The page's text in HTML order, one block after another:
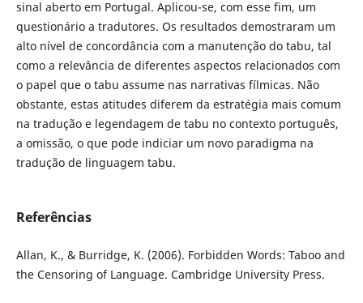
sinal aberto em Portugal. Aplicou-se, com esse fim, um
questionário a tradutores. Os resultados demostraram um
alto nível de concordância com a manutenção do tabu, tal
como a relevância de diferentes aspectos relacionados com
o papel que o tabu assume nas narrativas fílmicas. Não
obstante, estas atitudes diferem da estratégia mais comum
na tradução e legendagem de tabu no contexto português,
a omissão, o que pode indiciar um novo paradigma na
tradução de linguagem tabu.
Referências
Allan, K., & Burridge, K. (2006). Forbidden Words: Taboo and
the Censoring of Language. Cambridge University Press.